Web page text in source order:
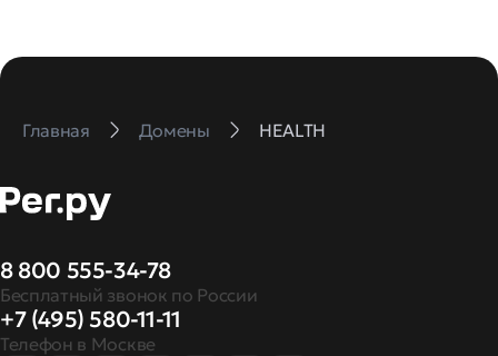
Главная Домены HEALTH
8 800 555-34-78
Бесплатный звонок по России
+7 (495) 580-11-11
Телефон в Москве